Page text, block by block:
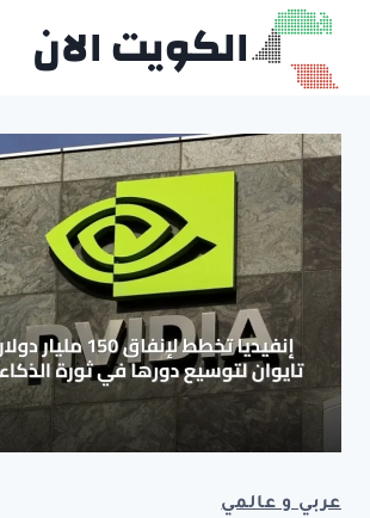
التجاوز
المحتوى
الكويت الان
عربي و عالمي